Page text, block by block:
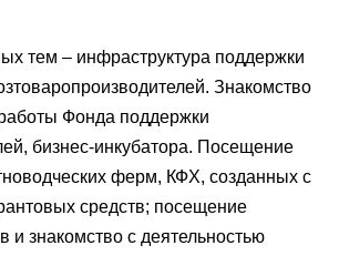
тем – инфраструктура поддержки
Знакомство
Фонда поддержки
бизнес-инкубатора. Посещение
ферм, КФХ, созданных с
средств; посещение
и знакомство с деятельностью